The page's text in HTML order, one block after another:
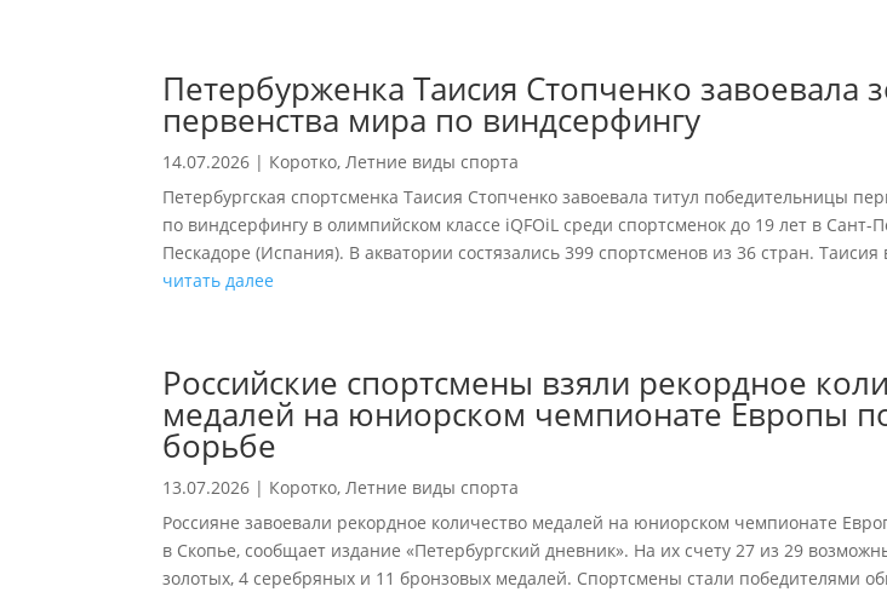
Петербурженка Таисия Стопченко завоевала
первенства мира по виндсерфингу
14.07.2026 | Коротко,Летние виды спорта
Петербургская спортсменка Таисия Стопченко завоевала титул победительницы
по виндсерфингу в олимпийском классе iQFOiL среди спортсменок до 19 лет в Сант-
Пескадоре (Испания). В акватории состязались 399 спортсменов из 36 стран.
читать далее
Российские спортсмены взяли рекордное
медалей на юниорском чемпионате Европы
борьбе
13.07.2026 | Коротко,Летние виды спорта
Россияне завоевали рекордное количество медалей на юниорском чемпионате
в Скопье, сообщает издание «Петербургский дневник». На их счету 27 из 29
золотых, 4 серебряных и 11 бронзовых медалей. Спортсмены стали победителями